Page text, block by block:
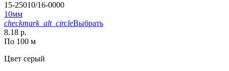
15-25010/16-0000
10мм
checkmark_alt_circleВыбрать
8.18 р.
По 100 м
Цвет серый